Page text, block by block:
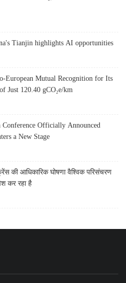
Tianjin highlights AI opportunities
European Mutual Recognition for Its
Just 120.40 gCO₂e/km
Officially Announced
a New Stage
की आधिकारिक घोषणा वैश्विक परिसंचरण
कर रहा है